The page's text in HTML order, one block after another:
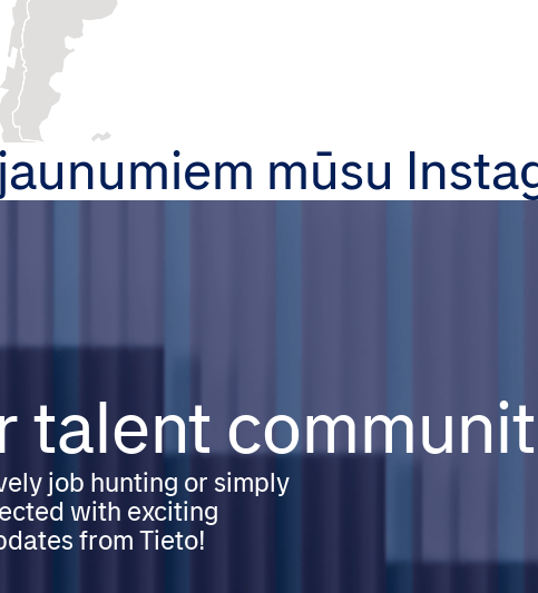
mūsu
talent
job hunting or simply
with exciting
from Tieto!